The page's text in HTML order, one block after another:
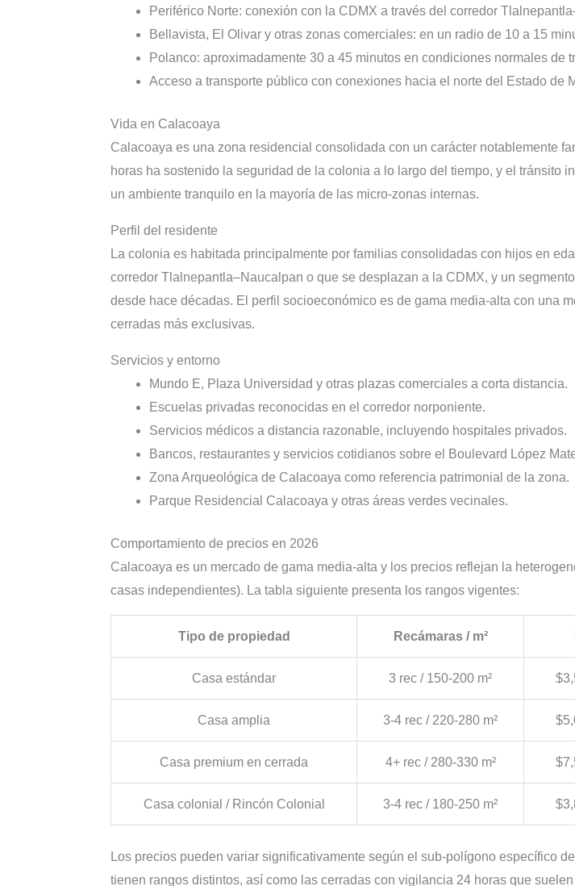
Periférico Norte: conexión con la CDMX a través del corredor
Bellavista, El Olivar y otras zonas comerciales: en un radio de 10 a 15
Polanco: aproximadamente 30 a 45 minutos en condiciones normales de
Acceso a transporte público con conexiones hacia el norte del Estado de
Vida en Calacoaya
Calacoaya es una zona residencial consolidada con un carácter notablemente
horas ha sostenido la seguridad de la colonia a lo largo del tiempo, y el tránsito
un ambiente tranquilo en la mayoría de las micro-zonas internas.
Perfil del residente
La colonia es habitada principalmente por familias consolidadas con hijos en
corredor Tlalnepantla–Naucalpan o que se desplazan a la CDMX, y un
desde hace décadas. El perfil socioeconómico es de gama media-alta con una
cerradas más exclusivas.
Servicios y entorno
Mundo E, Plaza Universidad y otras plazas comerciales a corta distancia.
Escuelas privadas reconocidas en el corredor norponiente.
Servicios médicos a distancia razonable, incluyendo hospitales privados.
Bancos, restaurantes y servicios cotidianos sobre el Boulevard López
Zona Arqueológica de Calacoaya como referencia patrimonial de la zona.
Parque Residencial Calacoaya y otras áreas verdes vecinales.
Comportamiento de precios en 2026
Calacoaya es un mercado de gama media-alta y los precios reflejan la
casas independientes). La tabla siguiente presenta los rangos vigentes:
Tipo de propiedad Recámaras / m²
Casa estándar 3 rec / 150-200 m²
Casa amplia 3-4 rec / 220-280 m²
Casa premium en cerrada 4+ rec / 280-330 m²
Casa colonial / Rincón Colonial 3-4 rec / 180-250 m²
Los precios pueden variar significativamente según el sub-polígono específico
tienen rangos distintos, así como las cerradas con vigilancia 24 horas que